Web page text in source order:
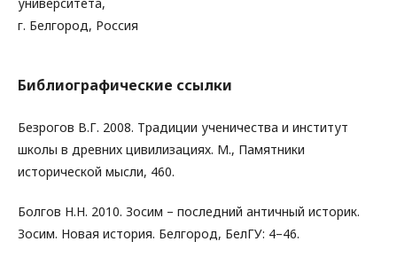
г. Белгород, Россия
Библиографические ссылки
Безрогов В.Г. 2008. Традиции ученичества и институт
школы в древних цивилизациях. М., Памятники
исторической мысли, 460.
Болгов Н.Н. 2010. Зосим – последний античный историк.
Зосим. Новая история. Белгород, БелГУ: 4–46.